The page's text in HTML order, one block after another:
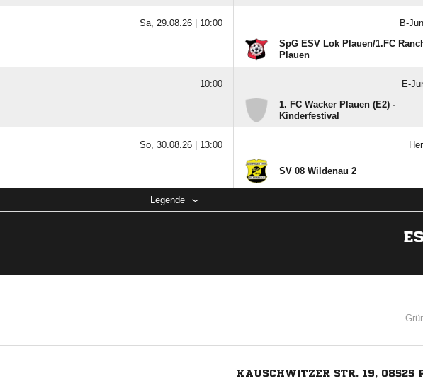
Sa, 29.08.26 | 10:00 B-
SpG ESV Lok Plauen/​1.FC
Plauen
10:00 E-
1. FC Wacker Plauen (E2) -
Kinderfestival
So, 30.08.26 | 13:00
SV 08 Wildenau 2
Legende
KAUSCHWITZER STR. 19, 08525